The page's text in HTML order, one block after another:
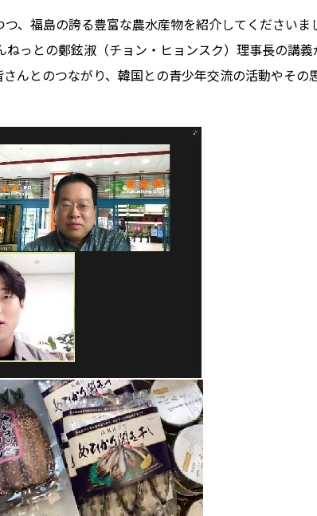
、福島の誇る豊富な農水産物を紹介してくださいま
っとの鄭鉉淑（チョン・ヒョンスク）理事長の講義
んとのつながり、韓国との青少年交流の活動やその